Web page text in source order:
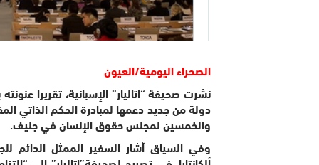
الصحراء اليومية/العيون
دولة من جديد دعمها لمبادرة الحكم الذاتي
والخمسين لمجلس حقوق الإنسان في جنيف.
وفي السياق أشار السفير الممثل الدائم